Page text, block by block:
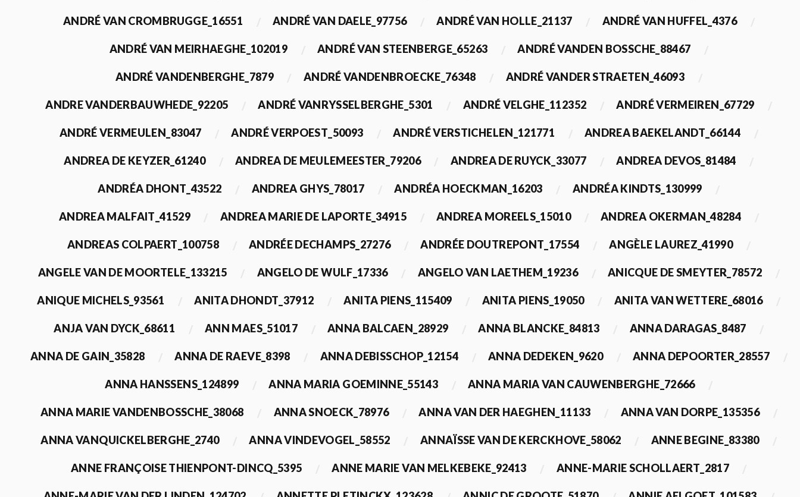
ANDRÉ VAN CROMBRUGGE_16551 ANDRÉ VAN DAELE_97756 ANDRÉ VAN HOLLE_21137 ANDRÉ VAN HUFFEL_4376
ANDRÉ VAN MEIRHAEGHE_102019 ANDRÉ VAN STEENBERGE_65263 ANDRÉ VANDEN BOSSCHE_88467
ANDRÉ VANDENBERGHE_7879 ANDRÉ VANDENBROECKE_76348 ANDRÉ VANDER STRAETEN_46093
ANDRE VANDERBAUWHEDE_92205 ANDRÉ VANRYSSELBERGHE_5301 ANDRÉ VELGHE_112352 ANDRÉ VERMEIREN_67729
ANDRÉ VERMEULEN_83047 ANDRÉ VERPOEST_50093 ANDRÉ VERSTICHELEN_121771 ANDREA BAEKELANDT_66144
ANDREA DE KEYZER_61240 ANDREA DE MEULEMEESTER_79206 ANDREA DE RUYCK_33077 ANDREA DEVOS_81484
ANDRÉA DHONT_43522 ANDREA GHYS_78017 ANDRÉA HOECKMAN_16203 ANDRÉA KINDTS_130999
ANDREA MALFAIT_41529 ANDREA MARIE DE LAPORTE_34915 ANDREA MOREELS_15010 ANDREA OKERMAN_48284
ANDREAS COLPAERT_100758 ANDRÉE DECHAMPS_27276 ANDRÉE DOUTREPONT_17554 ANGÈLE LAUREZ_41990
ANGELE VAN DE MOORTELE_133215 ANGELO DE WULF_17336 ANGELO VAN LAETHEM_19236 ANICQUE DE SMEYTER_78572
ANIQUE MICHELS_93561 ANITA DHONDT_37912 ANITA PIENS_115409 ANITA PIENS_19050 ANITA VAN WETTERE_68016
ANJA VAN DYCK_68611 ANN MAES_51017 ANNA BALCAEN_28929 ANNA BLANCKE_84813 ANNA DARAGAS_8487
ANNA DE GAIN_35828 ANNA DE RAEVE_8398 ANNA DEBISSCHOP_12154 ANNA DEDEKEN_9620 ANNA DEPOORTER_28557
ANNA HANSSENS_124899 ANNA MARIA GOEMINNE_55143 ANNA MARIA VAN CAUWENBERGHE_72666
ANNA MARIE VANDENBOSSCHE_38068 ANNA SNOECK_78976 ANNA VAN DER HAEGHEN_11133 ANNA VAN DORPE_135356
ANNA VANQUICKELBERGHE_2740 ANNA VINDEVOGEL_58552 ANNAÏSSE VAN DE KERCKHOVE_58062 ANNE BEGINE_83380
ANNE FRANÇOISE THIENPONT-DINCQ_5395 ANNE MARIE VAN MELKEBEKE_92413 ANNE-MARIE SCHOLLAERT_2817